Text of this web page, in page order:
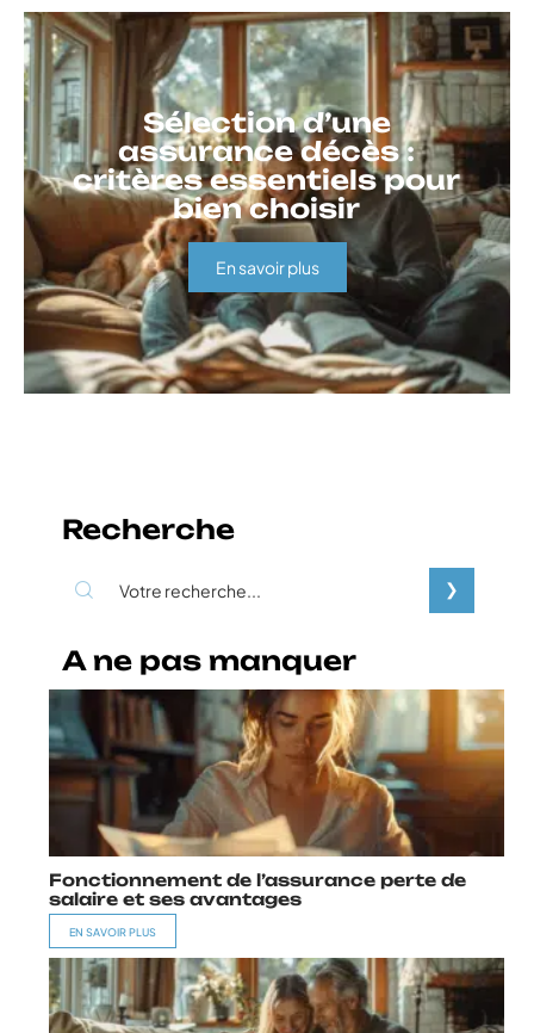
Sélection d’une
assurance décès :
critères essentiels pour
bien choisir
En savoir plus
Recherche
A ne pas manquer
Fonctionnement de l’assurance perte de
salaire et ses avantages
EN SAVOIR PLUS